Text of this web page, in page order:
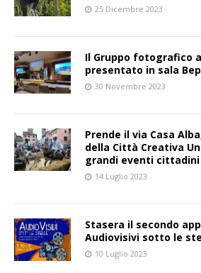
25 Dicembre 2023
Il Gruppo fotografico
presentato in sala
30 Novembre 2023
Prende il via Casa
della Città Creativa
grandi eventi cittadini
14 Luglio 2023
Stasera il secondo
Audiovisivi sotto le
10 Luglio 2023